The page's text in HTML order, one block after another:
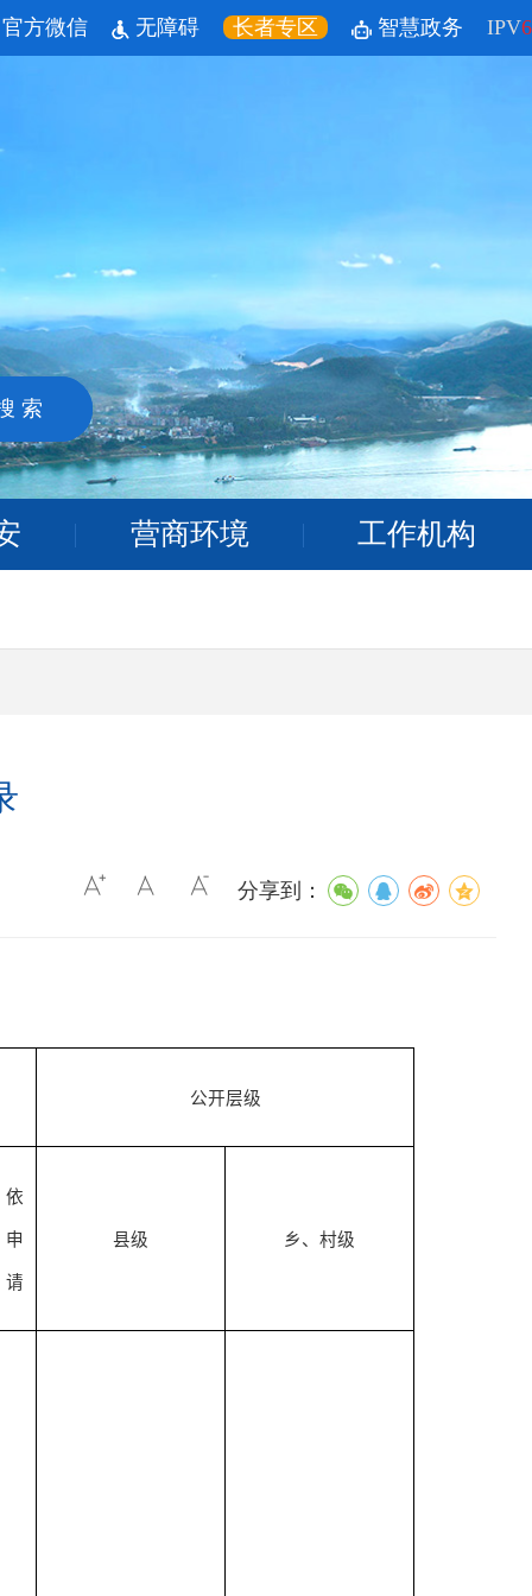
方微信 无障碍 长者专区 智慧政务 IPV6
索
营商环境 工作机构
分享到：
公开层级
依
申
请
县级 乡、村级